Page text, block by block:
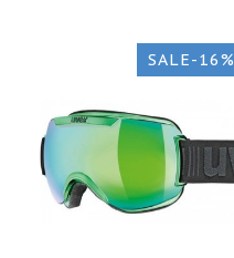
SALE-16%